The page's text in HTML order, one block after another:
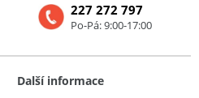
227 272 797
Po-Pá: 9:00-17:00
Další informace